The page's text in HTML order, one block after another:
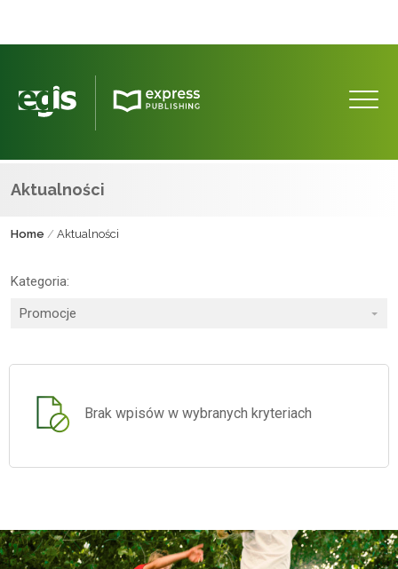
Aktualności
Home / Aktualności
Kategoria:
Brak wpisów w wybranych kryteriach